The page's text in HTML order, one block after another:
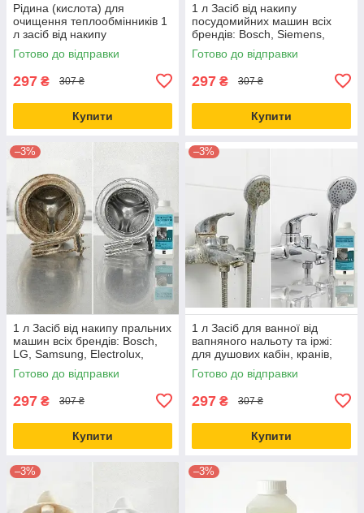
Рідина (кислота) для
очищення теплообмінників 1
л засіб від накипу
Готово до відправки
297 ₴ 307 ₴
Купити
1 л Засіб від накипу
посудомийних машин всіх
брендів: Bosch, Siemens,
Electrolux, LG, Samsung -
очищувач універсальний
Готово до відправки
297 ₴ 307 ₴
Купити
–3%
1 л Засіб від накипу пральних
машин всіх брендів: Bosch,
LG, Samsung, Electrolux,
Indesit, Candy, Whirlpool,
Beko - рідина
Готово до відправки
297 ₴ 307 ₴
Купити
–3%
1 л Засіб для ванної від
вапняного нальоту та іржі:
для душових кабін, кранів,
плитки, раковин, скло -
дієвий, без зайвої хімії
Готово до відправки
297 ₴ 307 ₴
Купити
–3% –3%